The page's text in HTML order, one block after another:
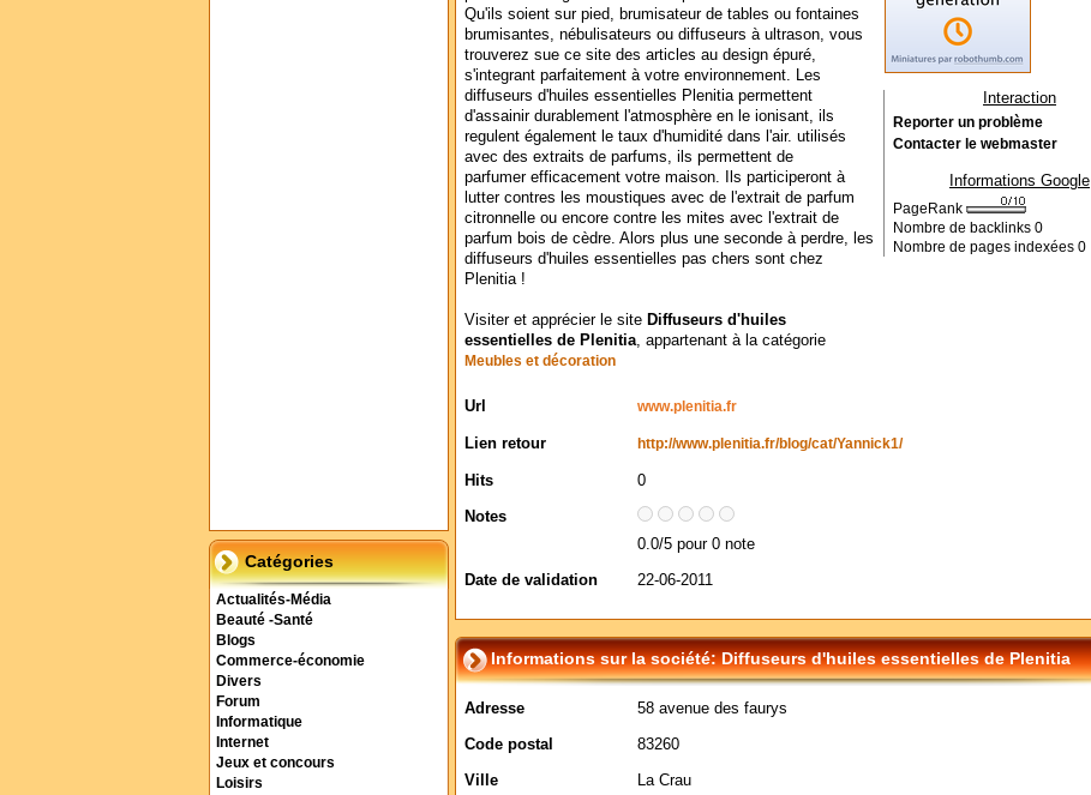
Catégories
Actualités-Média
Beauté -Santé
Blogs
Commerce-économie
Divers
Forum
Informatique
Internet
Jeux et concours
Loisirs
Qu'ils soient sur pied, brumisateur de tables ou fontaines
brumisantes, nébulisateurs ou diffuseurs à ultrason, vous
trouverez sue ce site des articles au design épuré,
s'integrant parfaitement à votre environnement. Les
diffuseurs d'huiles essentielles Plenitia permettent
d'assainir durablement l'atmosphère en le ionisant, ils
regulent également le taux d'humidité dans l'air. utilisés
avec des extraits de parfums, ils permettent de
parfumer efficacement votre maison. Ils participeront à
lutter contres les moustiques avec de l'extrait de parfum
citronnelle ou encore contre les mites avec l'extrait de
parfum bois de cèdre. Alors plus une seconde à perdre, les
diffuseurs d'huiles essentielles pas chers sont chez
Plenitia !
Visiter et apprécier le site Diffuseurs d'huiles
essentielles de Plenitia, appartenant à la catégorie
Meubles et décoration
Url www.plenitia.fr
Lien retour http://www.plenitia.fr/blog/cat/Yannick1/
Hits
0
Notes
0.0/5 pour 0 note
Date de validation
22-06-2011
Interaction
Reporter un problème
Contacter le webmaster
Informations Google
PageRank
Nombre de backlinks 0
Nombre de pages indexées 0
Informations sur la société: Diffuseurs d'huiles essentielles de Plenitia
Adresse
58 avenue des faurys
Code postal
83260
Ville
La Crau